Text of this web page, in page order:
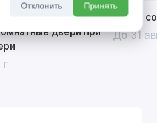
Дополнительная
двери при
Divilux
До 31
Отклонить Принять